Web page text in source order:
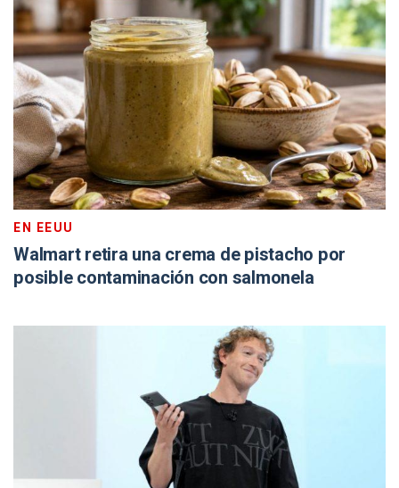
EN EEUU
Walmart retira una crema de pistacho por
posible contaminación con salmonela